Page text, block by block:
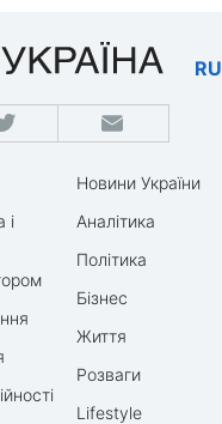
RU
і
Новини України
Аналітика
Політика
Бізнес
Життя
Розваги
Lifestyle